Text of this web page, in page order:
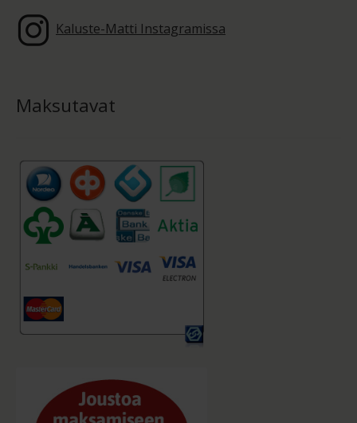
Kaluste-Matti Instagramissa
Maksutavat